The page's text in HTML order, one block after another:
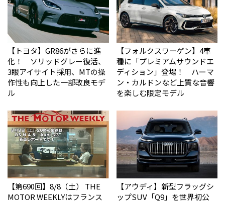
【トヨタ】GR86がさらに進
化！ ソリッドグレー復活、
3眼アイサイト採用、MTの操
作性も向上した一部改良モデ
ル
【フォルクスワーゲン】4車
種に「プレミアムサウンドエ
ディション」登場！ ハーマ
ン・カルドンなど上質な音響
を楽しむ限定モデル
【第690回】8/8（土） THE
MOTOR WEEKLYはフランス
【アウディ】新型フラッグシ
ップSUV「Q9」を世界初公